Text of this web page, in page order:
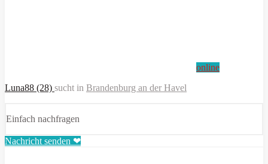
online
Luna88 (28) sucht in Brandenburg an der Havel
Einfach nachfragen
Nachricht senden ❤